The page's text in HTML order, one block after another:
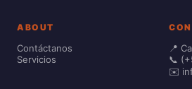
ABOUT
Contáctanos
Servicios
📍
📞
✉️